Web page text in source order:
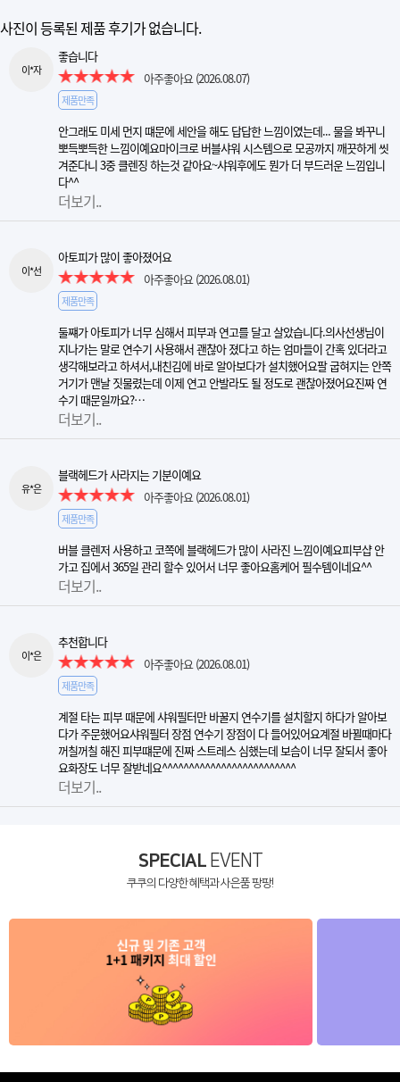
사진이 등록된 제품 후기가 없습니다.
이*자
좋습니다
아주좋아요(2026.08.07)
제품만족
안그래도 미세 먼지 떄문에 세안을 해도 답답한 느낌이였는데... 물을 봐꾸니
뽀득뽀득한 느낌이예요마이크로 버블샤워 시스템으로 모공까지 깨끗하게 씻
겨준다니 3중 클렌징 하는것 같아요~샤워후에도 뭔가 더 부드러운 느낌입니
다^^
더보기..
이*선
아토피가 많이 좋아졌어요
아주좋아요(2026.08.01)
제품만족
둘쨰가 아토피가 너무 심해서 피부과 연고를 달고 살았습니다.의사선생님이
지나가는 말로 연수기 사용해서 괜찮아 졌다고 하는 엄마들이 간혹 있더라고
생각해보라고 하셔서,내친김에 바로 알아보다가 설치했어요팔 굽혀지는 안쪽
거기가 맨날 짓물렸는데 이제 연고 안발라도 될 정도로 괜찮아졌어요진짜 연
수기 때문일까요?…
더보기..
유*은
블랙헤드가 사라지는 기분이예요
아주좋아요(2026.08.01)
제품만족
버블 클렌저 사용하고 코쪽에 블랙헤드가 많이 사라진 느낌이예요피부샵 안
가고 집에서 365일 관리 할수 있어서 너무 좋아요홈케어 필수템이네요^^
더보기..
이*은
추천합니다
아주좋아요(2026.08.01)
제품만족
계절 타는 피부 때문에 샤워필터만 바꿀지 연수기를 설치할지 하다가 알아보
다가 주문했어요샤워필터 장점 연수기 장점이 다 들어있어요계절 바뀔때마다
꺼칠꺼칠 해진 피부떄문에 진짜 스트레스 심했는데 보슴이 너무 잘되서 좋아
요화장도 너무 잘받네요^^^^^^^^^^^^^^^^^^^^^^^^^
더보기..
SPECIALEVENT
쿠쿠의 다양한 혜택과 사은품 팡팡!